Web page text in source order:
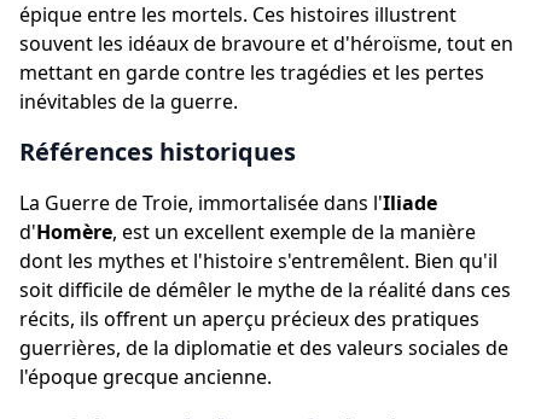
épique entre les mortels. Ces histoires illustrent
souvent les idéaux de bravoure et d'héroïsme, tout en
mettant en garde contre les tragédies et les pertes
inévitables de la guerre.
Références historiques
La Guerre de Troie, immortalisée dans l'Iliade
d'Homère, est un excellent exemple de la manière
dont les mythes et l'histoire s'entremêlent. Bien qu'il
soit difficile de démêler le mythe de la réalité dans ces
récits, ils offrent un aperçu précieux des pratiques
guerrières, de la diplomatie et des valeurs sociales de
l'époque grecque ancienne.